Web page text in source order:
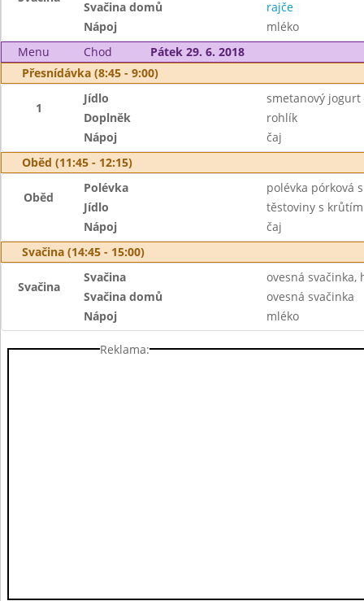
Svačina domů
rajče
Nápoj
mléko
Menu
Chod
Pátek 29. 6. 2018
Přesnídávka (8:45 - 9:00)
1
Jídlo
smetanový
Doplněk
rohlík
Nápoj
čaj
Oběd (11:45 - 12:15)
Oběd
Polévka
polévka pórková
Jídlo
těstoviny s
Nápoj
čaj
Svačina (14:45 - 15:00)
Svačina
Svačina
ovesná svačinka,
Svačina domů
ovesná svačinka
Nápoj
mléko
Reklama: